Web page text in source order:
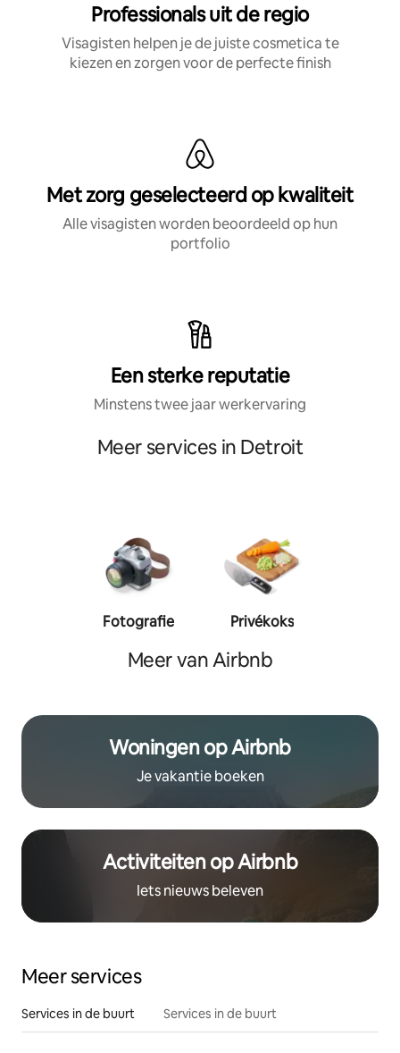
Professionals uit de regio
Visagisten helpen je de juiste cosmetica te
kiezen en zorgen voor de perfecte finish
Met zorg geselecteerd op kwaliteit
Alle visagisten worden beoordeeld op hun
portfolio
Een sterke reputatie
Minstens twee jaar werkervaring
Meer services in Detroit
Fotografie Privékoks
Meer van Airbnb
Woningen op Airbnb
Je vakantie boeken
Activiteiten op Airbnb
Iets nieuws beleven
Meer services
Services in de buurt Services in de buurt